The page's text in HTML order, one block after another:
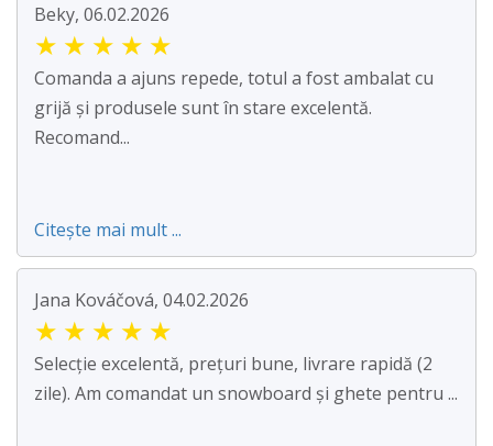
Beky, 06.02.2026
★ ★ ★ ★ ★
Comanda a ajuns repede, totul a fost ambalat cu
grijă și produsele sunt în stare excelentă.
Recomand...
Citește mai mult ...
Jana Kováčová, 04.02.2026
★ ★ ★ ★ ★
Selecție excelentă, prețuri bune, livrare rapidă (2
zile). Am comandat un snowboard și ghete pentru ...